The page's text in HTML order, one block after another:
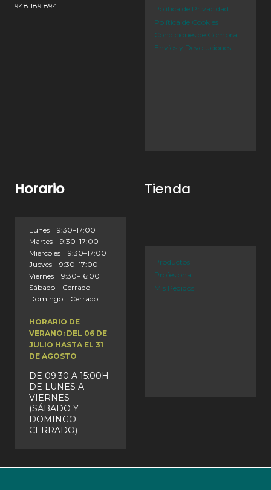
948 189 894
Política de Privacidad
Política de Cookies
Condiciones de Compra
Envíos y Devoluciones
Horario
Lunes 9:30–17:00
Martes 9:30–17:00
Miércoles 9:30–17:00
Jueves 9:30–17:00
Viernes 9:30–16:00
Sábado Cerrado
Domingo Cerrado
HORARIO DE
VERANO: DEL 06 DE
JULIO HASTA EL 31
DE AGOSTO
DE 09:30 A 15:00H
DE LUNES A
VIERNES
(SÁBADO Y
DOMINGO
CERRADO)
Tienda
Productos
Profesional
Mis Pedidos